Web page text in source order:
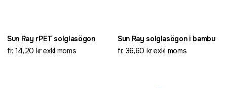
Sun Ray rPET solglasögon
fr. 14,20 kr exkl moms
Sun Ray solglasögon i bambu
fr. 36,60 kr exkl moms